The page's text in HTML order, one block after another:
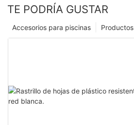
TE PODRÍA GUSTAR
Productos
Accesorios para piscinas